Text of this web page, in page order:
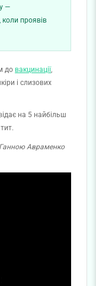
—
проявів
до вакцинації,
і слизових
на 5 найбільш
Ганною Авраменко